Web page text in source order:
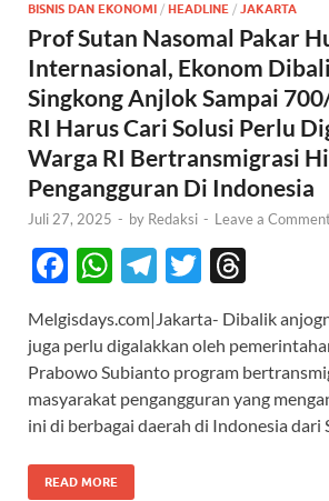
BISNIS DAN EKONOMI / HEADLINE / JAKARTA
Prof Sutan Nasomal Pakar
Internasional, Ekonom
Singkong Anjlok Sampai
RI Harus Cari Solusi Perlu
Warga RI Bertransmigrasi
Pengangguran Di Indonesia
Juli 27, 2025 - by Redaksi - Leave a
F
e
b
o
o
k
W
at
s
A
p
p
T
e
gr
a
m
T
itt
er
e
a
ds
Melgisdays.com|Jakarta- Dibalik
juga perlu digalakkan oleh
Prabowo Subianto program
masyarakat pengangguran yang
ini di berbagai daerah di Indonesia dari
READ MORE